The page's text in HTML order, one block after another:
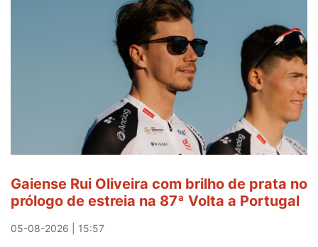
Gaiense Rui Oliveira com brilho de prata no
prólogo de estreia na 87ª Volta a Portugal
05-08-2026 | 15:57